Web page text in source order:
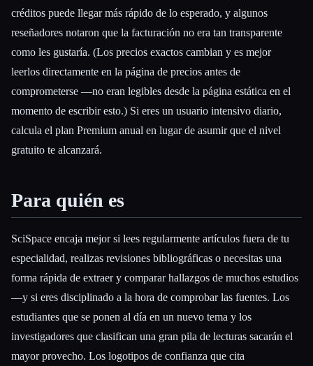
créditos puede llegar más rápido de lo esperado, y algunos
reseñadores notaron que la facturación no era tan transparente
como les gustaría. (Los precios exactos cambian y es mejor
leerlos directamente en la página de precios antes de
comprometerse —no eran legibles desde la página estática en el
momento de escribir esto.) Si eres un usuario intensivo diario,
calcula el plan Premium anual en lugar de asumir que el nivel
gratuito te alcanzará.
Para quién es
SciSpace encaja mejor si lees regularmente artículos fuera de tu
especialidad, realizas revisiones bibliográficas o necesitas una
forma rápida de extraer y comparar hallazgos de muchos estudios
—y si eres disciplinado a la hora de comprobar las fuentes. Los
estudiantes que se ponen al día en un nuevo tema y los
investigadores que clasifican una gran pila de lecturas sacarán el
mayor provecho. Los logotipos de confianza que cita